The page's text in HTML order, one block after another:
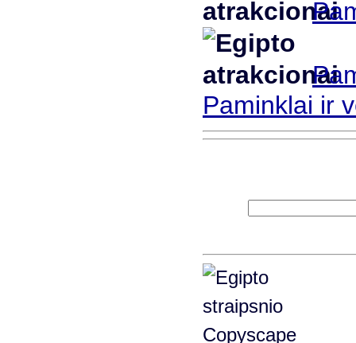
Paminklai ir